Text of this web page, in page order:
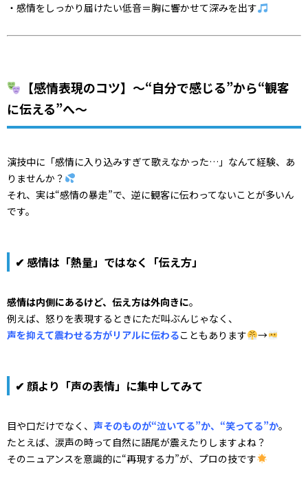
・感情をしっかり届けたい低音＝胸に響かせて深みを出す
【感情表現のコツ】～“自分で感じる”から“観客
に伝える”へ～
演技中に「感情に入り込みすぎて歌えなかった…」なんて経験、あ
りませんか？
それ、実は“感情の暴走”で、逆に観客に伝わってないことが多いん
です。
✔ 感情は「熱量」ではなく「伝え方」
感情は内側にあるけど、伝え方は外向きに。
例えば、怒りを表現するときにただ叫ぶんじゃなく、
声を抑えて震わせる方がリアルに伝わることもあります →
✔ 顔より「声の表情」に集中してみて
目や口だけでなく、 声そのものが“泣いてる”か、“笑ってる”か。
たとえば、涙声の時って自然に語尾が震えたりしますよね？
そのニュアンスを意識的に“再現する力”が、プロの技です